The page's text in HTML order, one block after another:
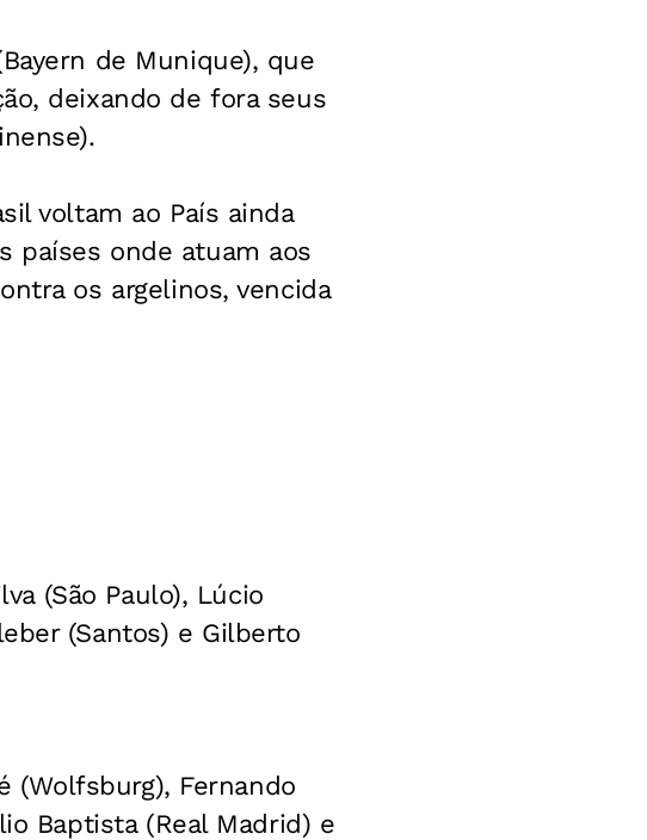
de Munique), que
deixando de fora seus
voltam ao País ainda
países onde atuam aos
os argelinos, vencida
(São Paulo), Lúcio
(Santos) e Gilberto
(Wolfsburg), Fernando
Baptista (Real Madrid) e